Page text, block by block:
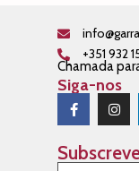
+351 932
Chamada
Siga-nos